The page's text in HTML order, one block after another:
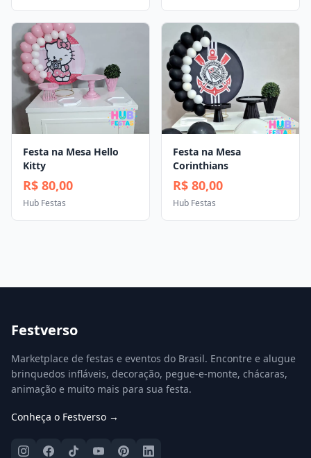
Festa na Mesa Hello
Kitty
R$ 80,00
Hub Festas
Festa na Mesa
Corinthians
R$ 80,00
Hub Festas
Festverso
Marketplace de festas e eventos do Brasil. Encontre e alugue
brinquedos infláveis, decoração, pegue-e-monte, chácaras,
animação e muito mais para sua festa.
Conheça o Festverso →